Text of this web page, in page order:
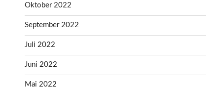
Oktober 2022
September 2022
Juli 2022
Juni 2022
Mai 2022